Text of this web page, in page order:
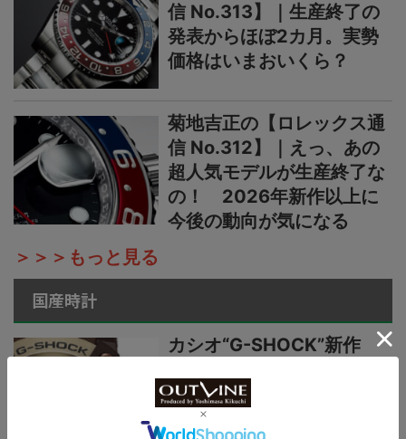
信 No.313】｜生産終了の
発表からほぼ2カ月。実勢
価格はいまおいくら？
菊地吉正の【ロレックス通
信 No.312】｜えっ、あの
超人気モデルが生産終了な
の！ 2026年新作以上に
今後の動向が気になる
＞＞＞もっと見る
国産時計
カシオ“G-SHOCK”新作
×ブラウン”で3機種】黄金
の地平線をテーマにし